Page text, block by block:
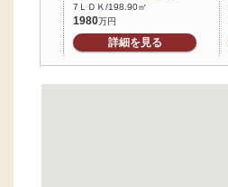
7ＬＤＫ/198.90㎡
1980万円
詳細を見る